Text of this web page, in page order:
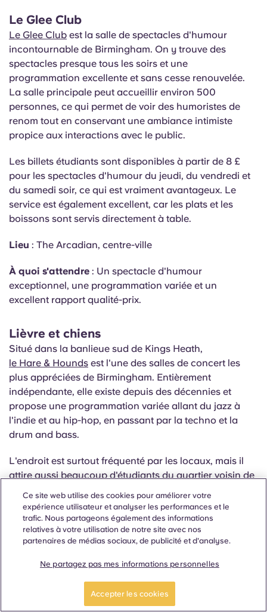
Le Glee Club
Le Glee Club est la salle de spectacles d'humour
incontournable de Birmingham. On y trouve des
spectacles presque tous les soirs et une
programmation excellente et sans cesse renouvelée.
La salle principale peut accueillir environ 500
personnes, ce qui permet de voir des humoristes de
renom tout en conservant une ambiance intimiste
propice aux interactions avec le public.
Les billets étudiants sont disponibles à partir de 8 £
pour les spectacles d'humour du jeudi, du vendredi et
du samedi soir, ce qui est vraiment avantageux. Le
service est également excellent, car les plats et les
boissons sont servis directement à table.
Lieu : The Arcadian, centre-ville
À quoi s'attendre : Un spectacle d'humour
exceptionnel, une programmation variée et un
excellent rapport qualité-prix.
Lièvre et chiens
Situé dans la banlieue sud de Kings Heath,
le Hare & Hounds est l'une des salles de concert les
plus appréciées de Birmingham. Entièrement
indépendante, elle existe depuis des décennies et
propose une programmation variée allant du jazz à
l'indie et au hip-hop, en passant par la techno et la
drum and bass.
L'endroit est surtout fréquenté par les locaux, mais il
attire aussi beaucoup d'étudiants du quartier voisin de
Selly Oak, notamment pour les soirées électro plus
underground. L'équipe est vraiment passionnée par la
musique qu'elle programme et l'ambiance est
incroyable.
: High Street, Kings Heath
À quoi s'attendre: Ambiance intimiste, mélange de
genres musicaux, excellent système de sonorisation
Ce site web utilise des cookies pour améliorer votre
expérience utilisateur et analyser les performances et le
trafic. Nous partageons également des informations
relatives à votre utilisation de notre site avec nos
partenaires de médias sociaux, de publicité et d'analyse.
Ne partagez pas mes informations personnelles
Accepter les cookies